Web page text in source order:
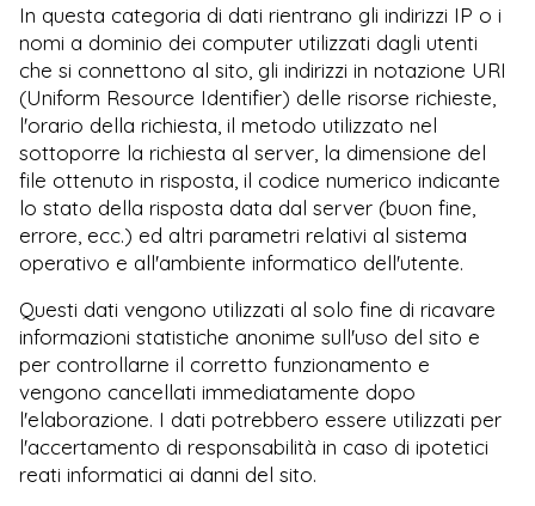
In questa categoria di dati rientrano gli indirizzi IP o i
nomi a dominio dei computer utilizzati dagli utenti
che si connettono al sito, gli indirizzi in notazione URI
(Uniform Resource Identifier) delle risorse richieste,
l'orario della richiesta, il metodo utilizzato nel
sottoporre la richiesta al server, la dimensione del
file ottenuto in risposta, il codice numerico indicante
lo stato della risposta data dal server (buon fine,
errore, ecc.) ed altri parametri relativi al sistema
operativo e all'ambiente informatico dell'utente.
Questi dati vengono utilizzati al solo fine di ricavare
informazioni statistiche anonime sull'uso del sito e
per controllarne il corretto funzionamento e
vengono cancellati immediatamente dopo
l'elaborazione. I dati potrebbero essere utilizzati per
l'accertamento di responsabilità in caso di ipotetici
reati informatici ai danni del sito.